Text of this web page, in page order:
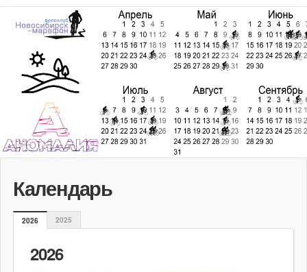
Календарь
2026 2025
2026